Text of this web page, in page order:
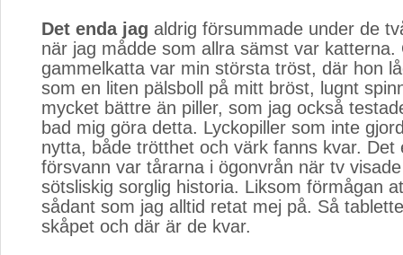
Det enda jag aldrig försummade under de
när jag mådde som allra sämst var katterna.
gammelkatta var min största tröst, där hon
som en liten pälsboll på mitt bröst, lugnt
mycket bättre än piller, som jag också
bad mig göra detta. Lyckopiller som inte
nytta, både trötthet och värk fanns kvar. Det
försvann var tårarna i ögonvrån när tv
sötsliskig sorglig historia. Liksom förmågan
sådant som jag alltid retat mej på. Så
skåpet och där är de kvar.